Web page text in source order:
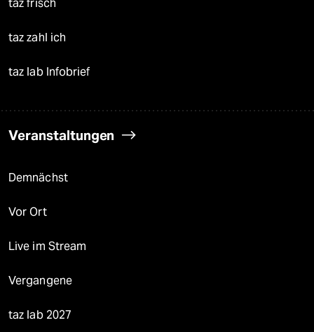
taz frisch
taz zahl ich
taz lab Infobrief
Veranstaltungen
Demnächst
Vor Ort
Live im Stream
Vergangene
taz lab 2027